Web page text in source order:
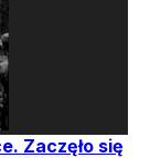
Zaczęło się